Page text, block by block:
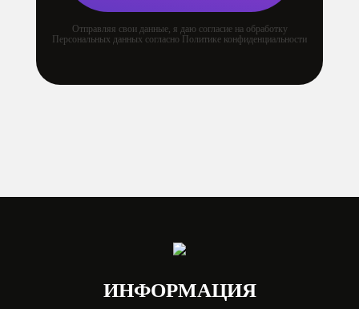
Отправляя свои данные, я даю согласие на обработку
Персональных данных согласно Политике конфиденциальности
ИНФОРМАЦИЯ